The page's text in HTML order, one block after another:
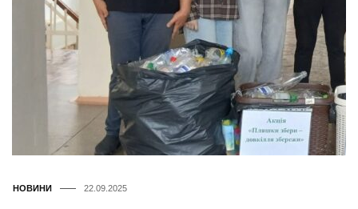
НОВИНИ 22.09.2025